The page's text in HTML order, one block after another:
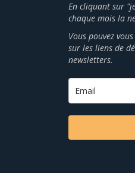
En cliquant sur
chaque mois la
Vous pouvez
sur les liens de
newsletters.